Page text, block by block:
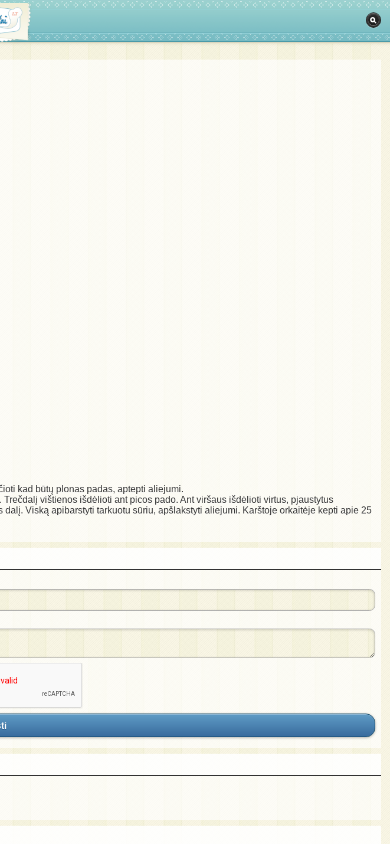
kad būtų plonas padas, aptepti aliejumi.
vištienos išdėlioti ant picos pado. Ant viršaus išdėlioti virtus, pjaustytus
Viską apibarstyti tarkuotu sūriu, apšlakstyti aliejumi. Karštoje orkaitėje kepti apie 25